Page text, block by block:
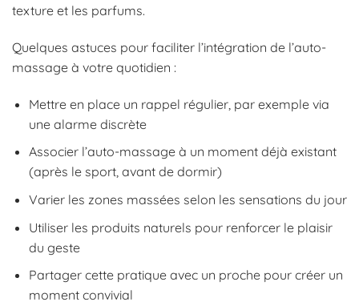
texture et les parfums.
Quelques astuces pour faciliter l’intégration de l’auto-
massage à votre quotidien :
Mettre en place un rappel régulier, par exemple via
une alarme discrète
Associer l’auto-massage à un moment déjà existant
(après le sport, avant de dormir)
Varier les zones massées selon les sensations du jour
Utiliser les produits naturels pour renforcer le plaisir
du geste
Partager cette pratique avec un proche pour créer un
moment convivial